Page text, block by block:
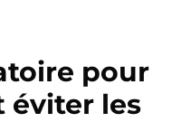
pour
éviter les